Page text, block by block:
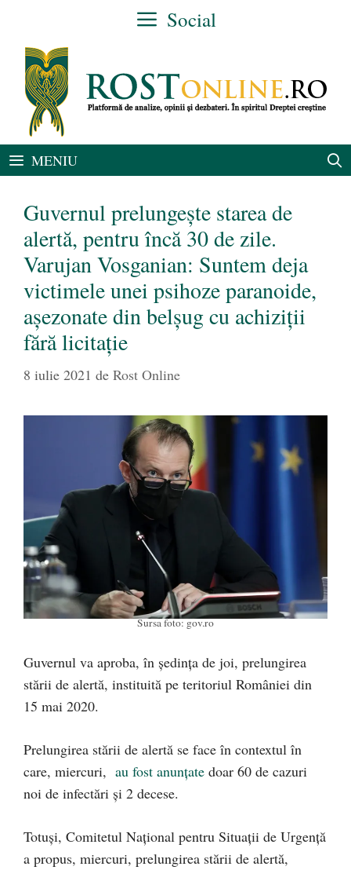
conținut
Social
MENIU
Guvernul prelungește starea de
alertă, pentru încă 30 de zile.
Varujan Vosganian: Suntem deja
victimele unei psihoze paranoide,
așezonate din belșug cu achiziții
fără licitație
8 iulie 2021 de Rost Online
Sursa foto: gov.ro
Guvernul va aproba, în ședința de joi, prelungirea
stării de alertă, instituită pe teritoriul României din
15 mai 2020.
Prelungirea stării de alertă se face în contextul în
care, miercuri, au fost anunțate doar 60 de cazuri
noi de infectări și 2 decese.
Totuși, Comitetul Național pentru Situații de Urgență
a propus, miercuri, prelungirea stării de alertă,